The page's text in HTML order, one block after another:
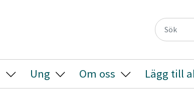
Visa/Göm undermeny
Ung Visa/Göm undermeny
Om oss Visa/GömLägg till